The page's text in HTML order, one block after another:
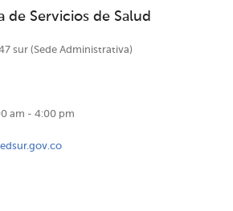
de Servicios de Salud
sur (Sede Administrativa)
am - 4:00 pm